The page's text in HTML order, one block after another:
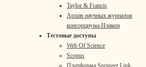
Taylor & Francis
Архив научных журналов
консорциума Нэикон
Тестовые доступы
Web Of Science
Scopus
Платформа Springer Link